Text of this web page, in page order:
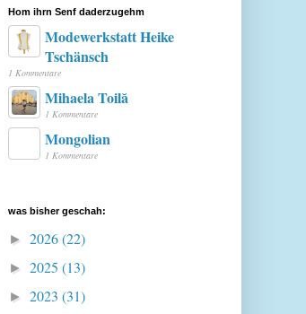
Hom ihrn Senf daderzugehm
Modewerkstatt Heike
Tschänsch
1 Kommentare
Mihaela Toilă
1 Kommentare
Mongolian
1 Kommentare
was bisher geschah:
► 2026(22)
► 2025 (13)
► 2023 (31)